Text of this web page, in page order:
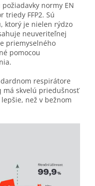
normy EN
triedy FFP2. Sú
ktorý je nielen rýdzo
neuveriteľnej
priemyselného
pomocou
respirátore
má skvelú priedušnosť
než v bežnom